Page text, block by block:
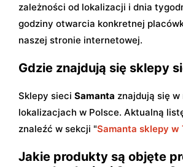
zależności od lokalizacji i dnia
godziny otwarcia konkretnej
naszej stronie internetowej.
Gdzie znajdują się sklepy
Sklepy sieci Samanta znajdują się
lokalizacjach w Polsce. Aktualną
znaleźć w sekcji "Samanta sklepy w
Jakie produkty są objęte